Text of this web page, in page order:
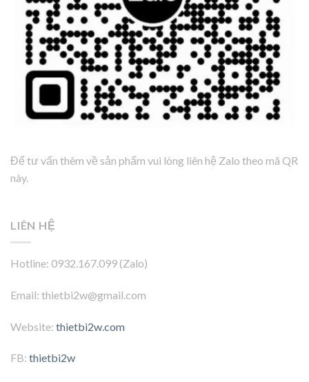
Để tư vấn thêm về sản phẩm vui lòng liên hệ Zalo theo mã QR
này.
LIÊN HỆ
Hotline: 0932.167.099 (Zalo)
Email: thietbi2w@gmail.com
Website: thietbi2w.com
FB: thietbi2w